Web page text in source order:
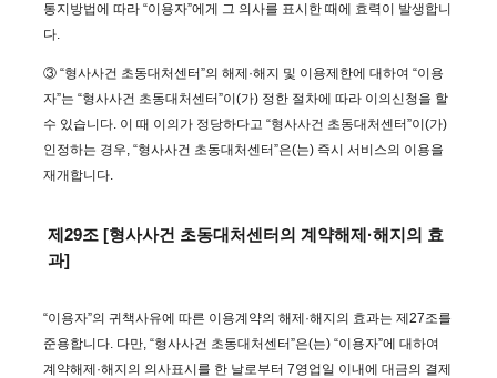
통지방법에 따라 “이용자”에게 그 의사를 표시한 때에 효력이 발생합니
다.
③ “형사사건 초동대처센터”의 해제·해지 및 이용제한에 대하여 “이용
자”는 “형사사건 초동대처센터”이(가) 정한 절차에 따라 이의신청을 할
수 있습니다. 이 때 이의가 정당하다고 “형사사건 초동대처센터”이(가)
인정하는 경우, “형사사건 초동대처센터”은(는) 즉시 서비스의 이용을
재개합니다.
제29조 [형사사건 초동대처센터의 계약해제·해지의 효
과]
“이용자”의 귀책사유에 따른 이용계약의 해제·해지의 효과는 제27조를
준용합니다. 다만, “형사사건 초동대처센터”은(는) “이용자”에 대하여
계약해제·해지의 의사표시를 한 날로부터 7영업일 이내에 대금의 결제